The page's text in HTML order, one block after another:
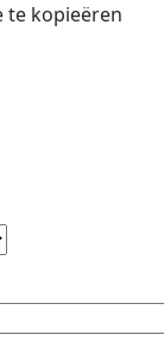
te kopieëren